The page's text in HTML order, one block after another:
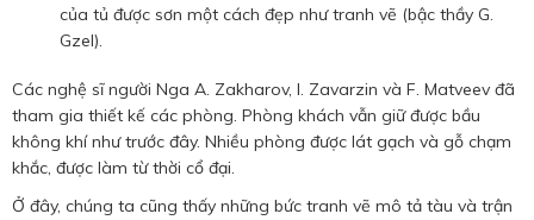
của tủ được sơn một cách đẹp như tranh vẽ (bậc thầy G.
Gzel).
Các nghệ sĩ người Nga A. Zakharov, I. Zavarzin và F. Matveev đã
tham gia thiết kế các phòng. Phòng khách vẫn giữ được bầu
không khí như trước đây. Nhiều phòng được lát gạch và gỗ chạm
khắc, được làm từ thời cổ đại.
Ở đây, chúng ta cũng thấy những bức tranh vẽ mô tả tàu và trận